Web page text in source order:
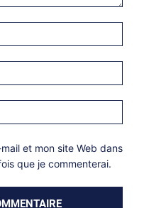
:*
et mon site Web dans
que je commenterai.